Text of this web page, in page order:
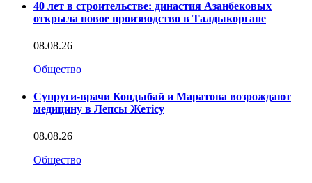
40 лет в строительстве: династия Азанбековых
открыла новое производство в Талдыкоргане
08.08.26
Общество
Супруги-врачи Кондыбай и Маратова возрождают
медицину в Лепсы Жетісу
08.08.26
Общество